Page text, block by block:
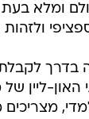
הולם ומלא
ולזהות
בדרך
האון-ליין